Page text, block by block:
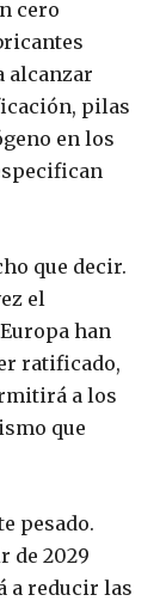
cero
alcanzar
pilas
en los
que decir.
el
han
ratificado,
a los
que
pesado.
de 2029
a reducir las